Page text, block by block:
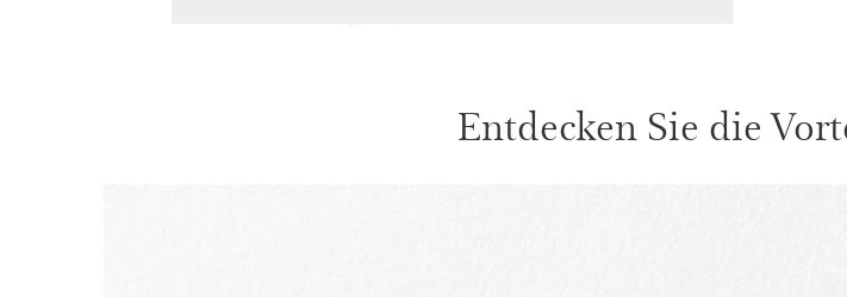
Entdecken Sie die